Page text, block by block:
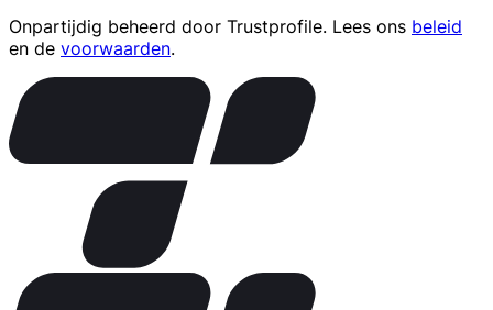
Onpartijdig beheerd door Trustprofile. Lees ons beleid
en de voorwaarden.